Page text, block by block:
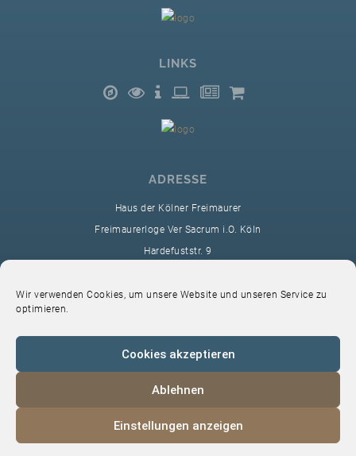
Wir verwenden Cookies, um unsere Website und unseren Service zu
optimieren.
Cookies akzeptieren
Ablehnen
Einstellungen anzeigen
LINKS
ADRESSE
Haus der Kölner Freimaurer
Freimaurerloge Ver Sacrum i.O. Köln
Hardefuststr. 9
sekretariat@ver-sacrum.org
© 2024 Copyright Ver Sacrum
Datenschutz